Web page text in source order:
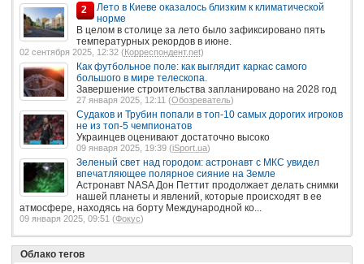
2
Лето в Киеве оказалось близким к климатической
норме
В целом в столице за лето было зафиксировано пять
температурных рекордов в июне.
02 сентября 2025, 12:32 (Корреспондент.net)
Как футбольное поле: как выглядит каркас самого
большого в мире телескопа.
Завершение строительства запланировано на 2028 год
27 января 2025, 12:11 (Обозреватель)
Судаков и Трубин попали в топ-10 самых дорогих игроков
не из топ-5 чемпионатов
Украинцев оценивают достаточно высоко
09 января 2025, 19:39 (iSport.ua)
Зеленый свет над городом: астронавт с МКС увидел
впечатляющее полярное сияние на Земле
Астронавт NASA Дон Петтит продолжает делать снимки
нашей планеты и явлений, которые происходят в ее
атмосфере, находясь на борту Международной ко...
09 января 2025, 09:51 (Фокус)
Облако тегов